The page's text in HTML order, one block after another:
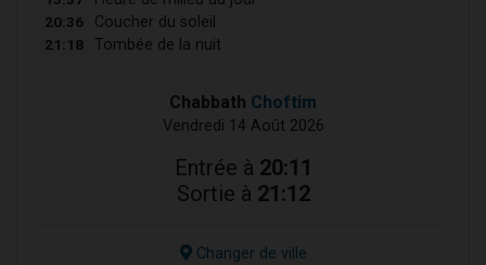
20:36 Coucher du soleil
21:18 Tombée de la nuit
Chabbath Choftim
Vendredi 14 Août 2026
Entrée à 20:11
Sortie à 21:12
Changer de ville